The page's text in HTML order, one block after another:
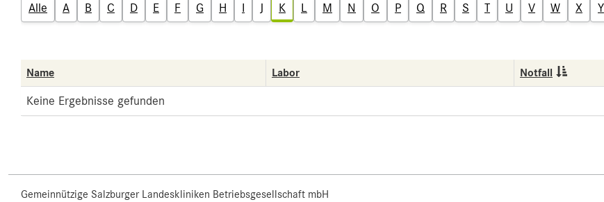
Alle A B C D E F G H I J K L M N O P Q R S T U V W X Y
Name Labor Notfall
Keine Ergebnisse gefunden
Gemeinnützige Salzburger Landeskliniken Betriebsgesellschaft mbH